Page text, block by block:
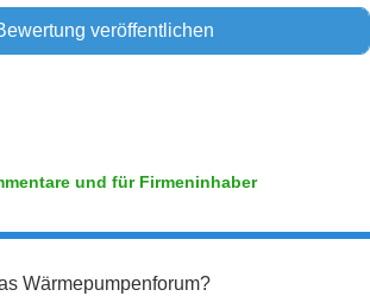
und für Firmeninhaber
Wärmepumpenforum?